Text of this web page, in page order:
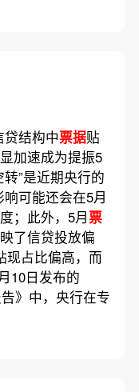
结构中票据贴
加速成为提振5
”是近期央行的
可能还会在5月
；此外，5月票
了信贷投放偏
现占比偏高，而
10日发布的
》中，央行在专